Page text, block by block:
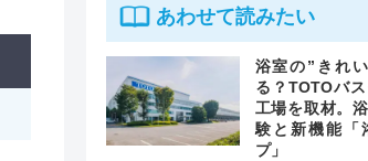
あわせて読みたい
浴室の”きれ
る？TOTOバ
工場を取材。
験と新機能「
プ」